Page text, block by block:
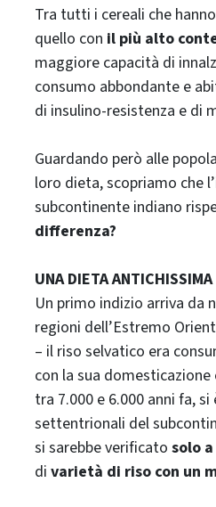
Tra tutti i cereali che
quello con il più alto
maggiore capacità di
consumo abbondante e
di insulino-resistenza e di
Guardando però alle
loro dieta, scopriamo che
subcontinente indiano
differenza?
UNA DIETA ANTICHISSIMA
Un primo indizio arriva da
regioni dell’Estremo
– il riso selvatico era
con la sua
tra 7.000 e 6.000 anni fa,
settentrionali del
si sarebbe verificato solo
di varietà di riso con un